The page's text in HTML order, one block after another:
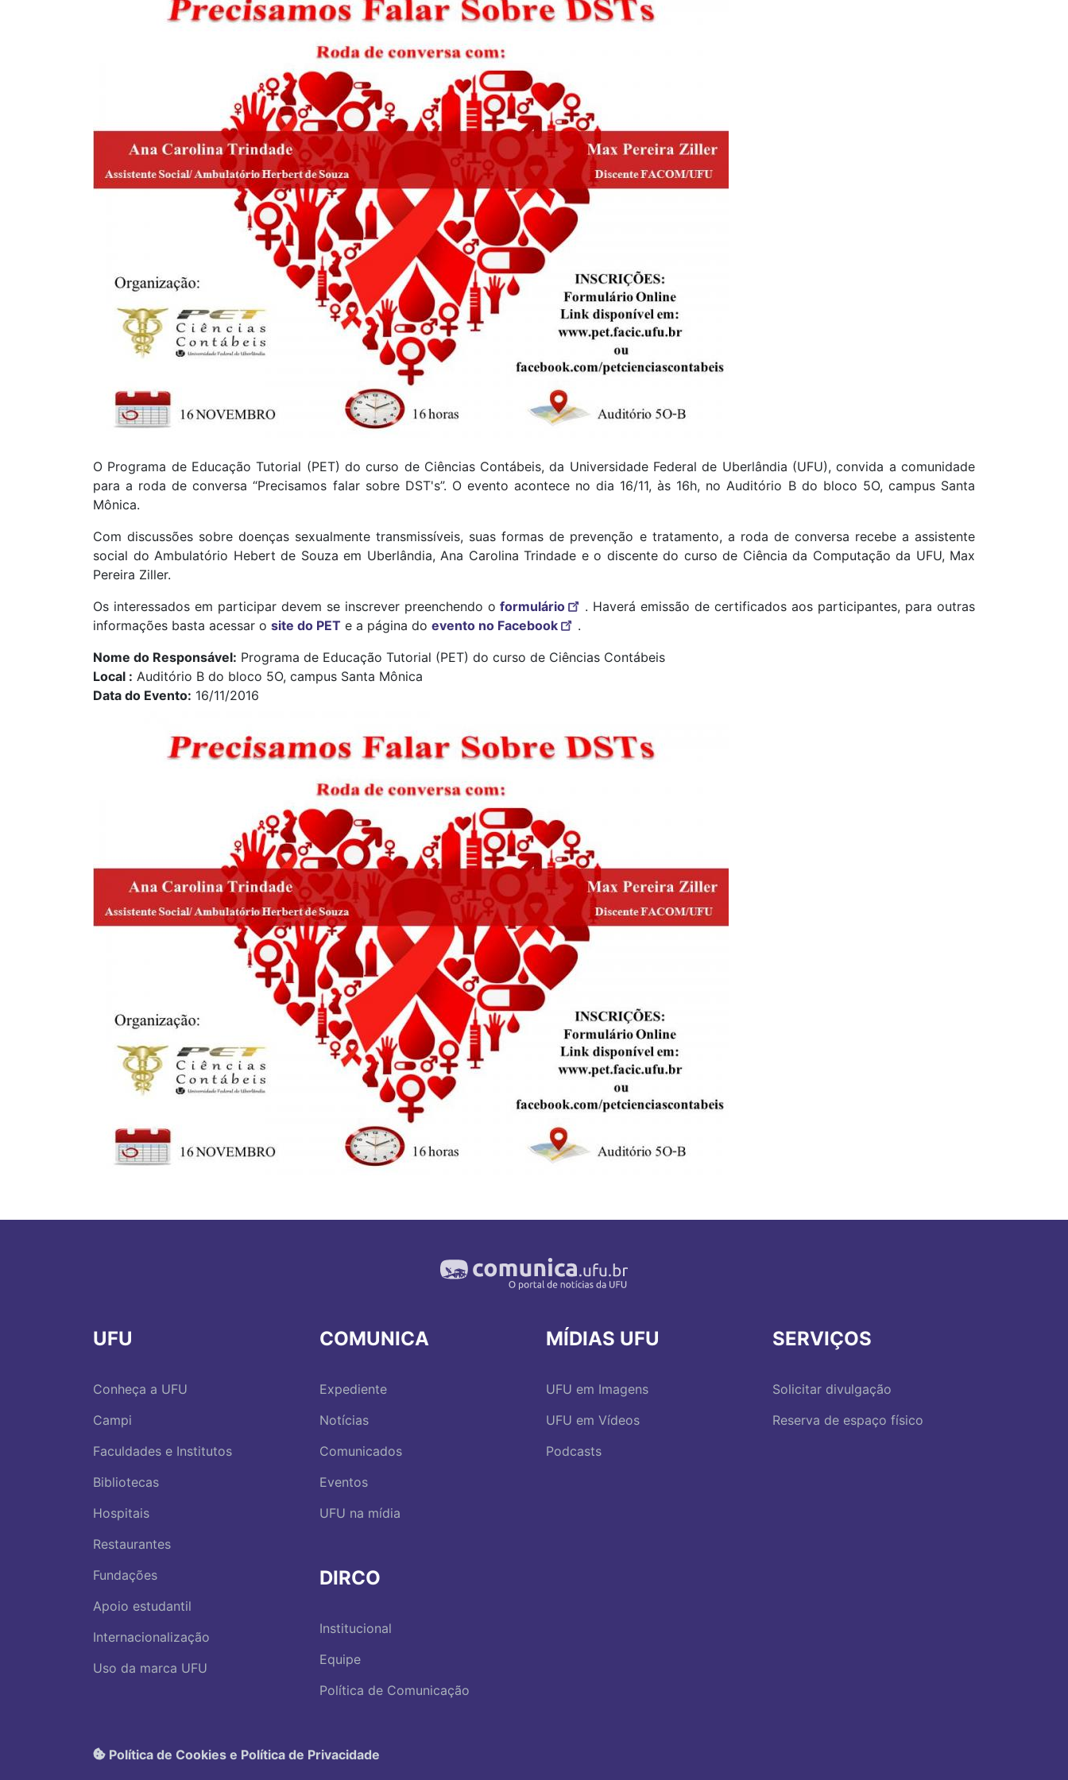
O Programa de Educação Tutorial (PET) do curso de Ciências Contábeis, da Universidade Federal de Uberlândia (UFU), convida a comunidade
para a roda de conversa “Precisamos falar sobre DST's”. O evento acontece no dia 16/11, às 16h, no Auditório B do bloco 5O, campus Santa
Mônica.
Com discussões sobre doenças sexualmente transmissíveis, suas formas de prevenção e tratamento, a roda de conversa recebe a assistente
social do Ambulatório Hebert de Souza em Uberlândia, Ana Carolina Trindade e o discente do curso de Ciência da Computação da UFU, Max
Pereira Ziller.
Os interessados em participar devem se inscrever preenchendo oformulário
. Haverá emissão de certificados aos participantes, para outras
informações basta acessar o site do PET e a página do evento no Facebook
.
Nome do Responsável Programa de Educação Tutorial (PET) do curso de Ciências Contábeis
Local
Auditório B do bloco 5O, campus Santa Mônica
Data do Evento 16/11/2016
UFU
Conheça a UFU
Campi
Faculdades e Institutos
Bibliotecas
Hospitais
Restaurantes
Fundações
Apoio estudantil
Internacionalização
Uso da marca UFU
COMUNICA
Expediente
Notícias
Comunicados
Eventos
UFU na mídia
DIRCO
Institucional
Equipe
Política de Comunicação
MÍDIAS UFU
UFU em Imagens
UFU em Vídeos
Podcasts
SERVIÇOS
Solicitar divulgação
Reserva de espaço físico
Política de Cookies e Política de Privacidade